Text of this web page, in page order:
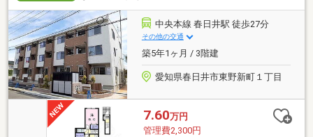
中央本線 春日井駅 徒歩27分
その他の交通
築5年1ヶ月 / 3階建
愛知県春日井市東野新町１丁目
7.60万円
管理費2,300円